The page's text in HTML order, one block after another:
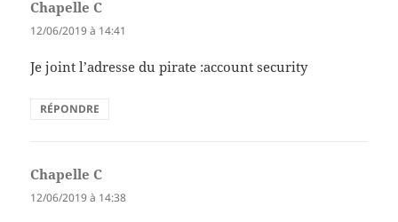
Chapelle C
12/06/2019 à 14:41
Je joint l’adresse du pirate :account security
RÉPONDRE
Chapelle C
12/06/2019 à 14:38